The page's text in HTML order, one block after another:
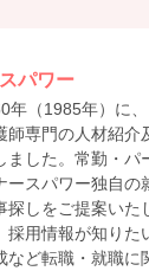
パワー
年（1985年）に
専門の人材紹介
ました。常勤・パ
ースパワー独自の
しをご提案いた
採用情報が知りた
など転職・就職に